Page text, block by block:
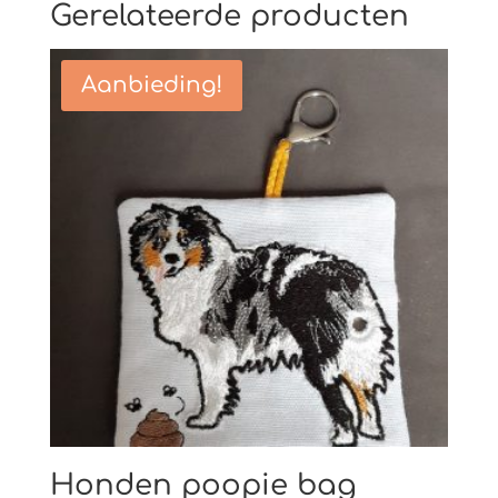
Gerelateerde producten
Aanbieding!
Honden poopie bag